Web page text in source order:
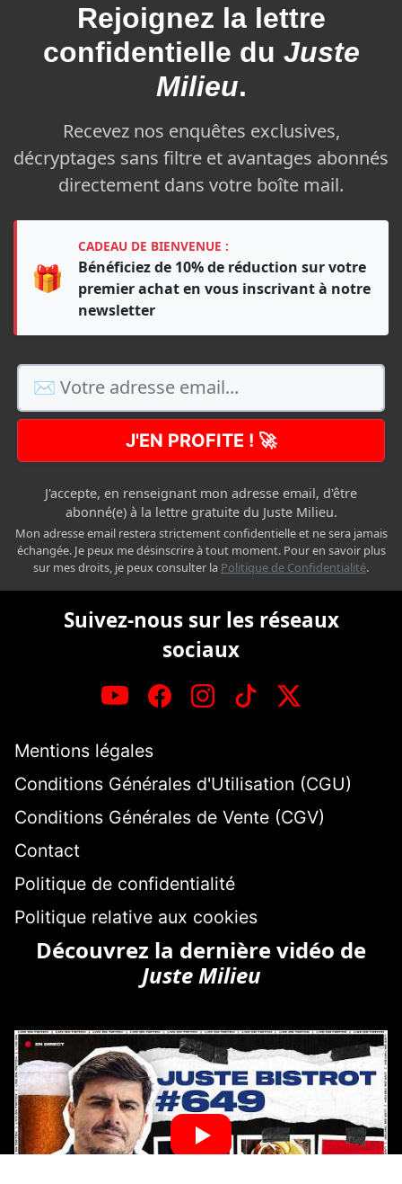
Rejoignez la lettre
confidentielle du Juste
Milieu.
Recevez nos enquêtes exclusives,
décryptages sans filtre et avantages abonnés
directement dans votre boîte mail.
🎁
CADEAU DE BIENVENUE :
Bénéficiez de 10% de réduction sur votre
premier achat en vous inscrivant à notre
newsletter
J'EN PROFITE ! 🚀
J'accepte, en renseignant mon adresse email, d'être
abonné(e) à la lettre gratuite du Juste Milieu.
Mon adresse email restera strictement confidentielle et ne sera jamais
échangée. Je peux me désinscrire à tout moment. Pour en savoir plus
sur mes droits, je peux consulter la Politique de Confidentialité.
Suivez-nous sur les réseaux
sociaux
Mentions légales
Conditions Générales d'Utilisation (CGU)
Conditions Générales de Vente (CGV)
Contact
Politique de confidentialité
Politique relative aux cookies
Découvrez la dernière vidéo de
Juste Milieu